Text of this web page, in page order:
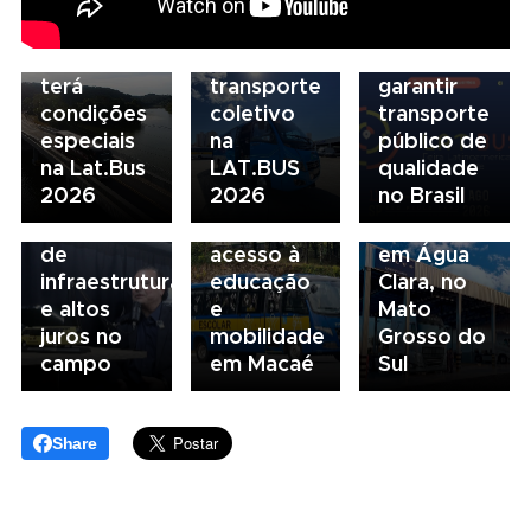
Serviços
terá
condições
especiais
na Lat.Bus
2026
transporte
coletivo
na
LAT.BUS
2026
garantir
transporte
público de
qualidade
no Brasil
05/08/2026
Presidente
da FAESP
alerta para
gargalos
de
infraestrutura
e altos
juros no
campo
04/08/2026
Renovação
da frota
escolar
fortalece
acesso à
educação
e
mobilidade
em Macaé
03/08/2026
Volvo
inaugura
concessionária
em Água
Clara, no
Mato
Grosso do
Sul
Share